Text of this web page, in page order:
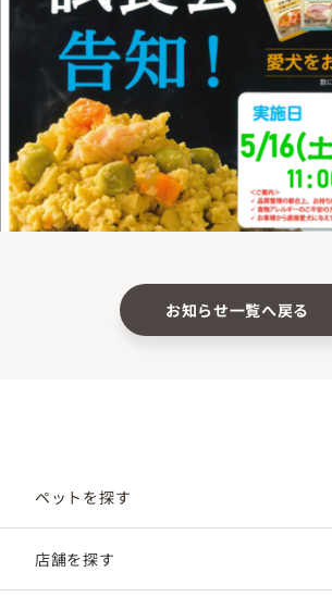
お知らせ一覧へ戻る
ペットを探す
店舗を探す